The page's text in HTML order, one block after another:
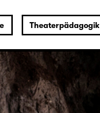
Theaterpädagogik